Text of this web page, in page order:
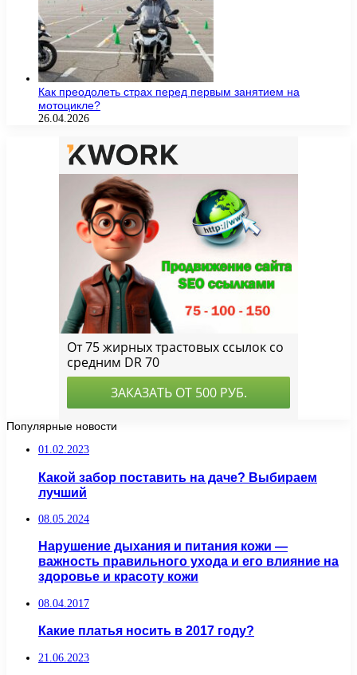
Как преодолеть страх перед первым занятием на
мотоцикле?
26.04.2026
Популярные новости
01.02.2023
Какой забор поставить на даче? Выбираем
лучший
08.05.2024
Нарушение дыхания и питания кожи —
важность правильного ухода и его влияние на
здоровье и красоту кожи
08.04.2017
Какие платья носить в 2017 году?
21.06.2023